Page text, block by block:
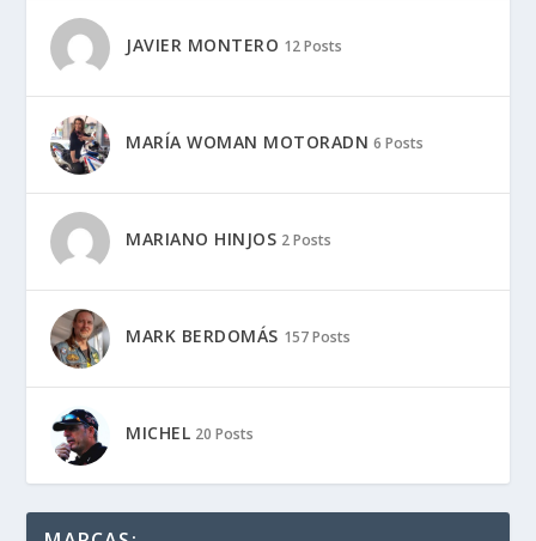
JAVIER MONTERO 12 Posts
MARÍA WOMAN MOTORADN 6 Posts
MARIANO HINJOS 2 Posts
MARK BERDOMÁS 157 Posts
MICHEL 20 Posts